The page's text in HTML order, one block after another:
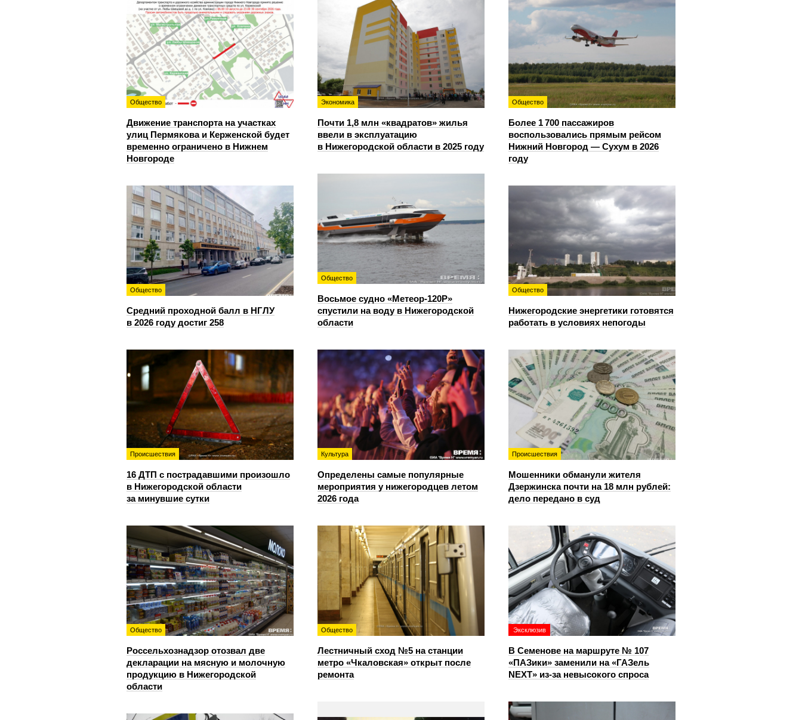
Общество
Движение транспорта на участках
улиц Пермякова и Керженской будет
временно ограничено в Нижнем
Новгороде
Экономика
Почти 1,8 млн «квадратов» жилья
ввели в эксплуатацию
в Нижегородской области в 2025 году
Общество
Более 1 700 пассажиров
воспользовались прямым рейсом
Нижний Новгород — Сухум в 2026
году
Общество
Восьмое судно «Метеор-120Р»
спустили на воду в Нижегородской
области
Общество
Средний проходной балл в НГЛУ
в 2026 году достиг 258
Общество
Нижегородские энергетики готовятся
работать в условиях непогоды
Происшествия
16 ДТП с пострадавшими произошло
в Нижегородской области
за минувшие сутки
Культура
Определены самые популярные
мероприятия у нижегородцев летом
2026 года
Происшествия
Мошенники обманули жителя
Дзержинска почти на 18 млн рублей:
дело передано в суд
Общество
Россельхознадзор отозвал две
декларации на мясную и молочную
продукцию в Нижегородской
области
Общество
Лестничный сход №5 на станции
метро «Чкаловская» открыт после
ремонта
Эксклюзив
В Семенове на маршруте № 107
«ПАЗики» заменили на «ГАЗель
NEXT» из‑за невысокого спроса